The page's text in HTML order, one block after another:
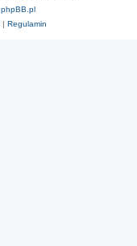
phpBB.pl
| Regulamin